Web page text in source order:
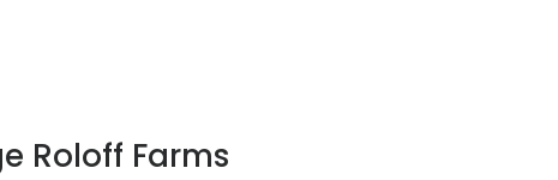
Roloff Farms